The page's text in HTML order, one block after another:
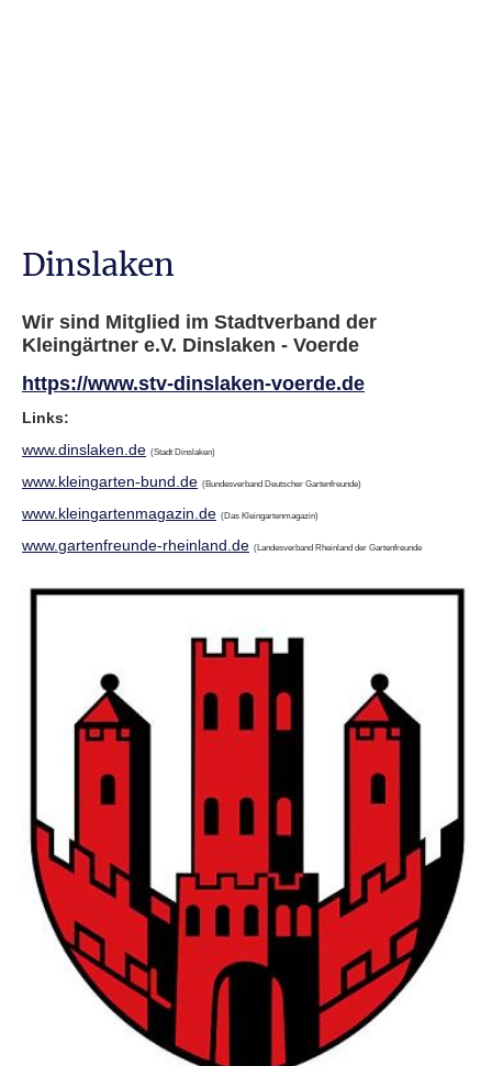
Dinslaken
Wir sind Mitglied im Stadtverband der
Kleingärtner e.V. Dinslaken - Voerde
https://www.stv-dinslaken-voerde.de
Links:
www.dinslaken.de (Stadt Dinslaken)
www.kleingarten-bund.de (Bundesverband Deutscher Gartenfreunde)
www.kleingartenmagazin.de (Das Kleingartenmagazin)
www.gartenfreunde-rheinland.de (Landesverband Rheinland der Gartenfreunde